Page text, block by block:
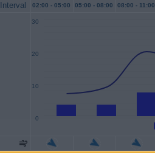
Interval 02:00 - 05:00 05:00 - 08:00 08:00 - 11:00
0
10
20
30